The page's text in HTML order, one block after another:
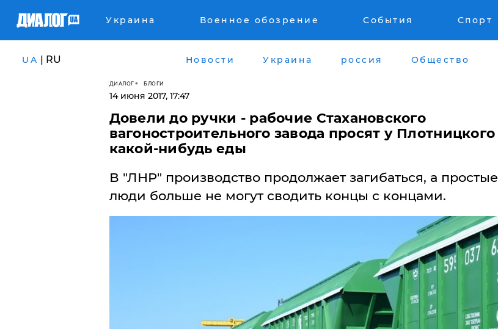
Украина Военное обозрение События Спорт
UA | RU Новости Украина россия Общество
ДИАЛОГ БЛОГИ
14 июня 2017, 17:47
Довели до ручки - рабочие Стахановского
вагоностроительного завода просят у Плотницкого
какой-нибудь еды
В "ЛНР" производство продолжает загибаться, а простые
люди больше не могут сводить концы с концами.